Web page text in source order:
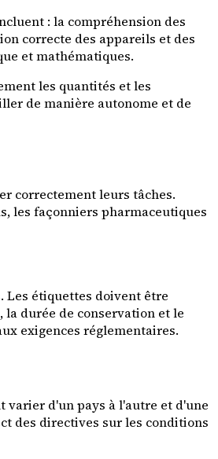
: la compréhension des
correcte des appareils et des
et mathématiques.
les quantités et les
de manière autonome et de
correctement leurs tâches.
les façonniers pharmaceutiques
Les étiquettes doivent être
durée de conservation et le
exigences réglementaires.
varier d'un pays à l'autre et d'une
des directives sur les conditions